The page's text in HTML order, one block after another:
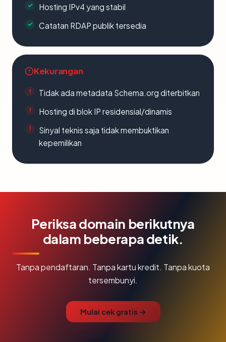
Hosting IPv4 yang stabil
Catatan RDAP publik tersedia
Kekurangan
Tidak ada metadata Schema.org diterbitkan
Hosting di blok IP residensial/dinamis
Sinyal teknis saja tidak membuktikan
kepemilikan
Periksa domain berikutnya
dalam beberapa detik.
Tanpa pendaftaran. Tanpa kartu kredit. Tanpa kuota
tersembunyi.
Mulai cek gratis →